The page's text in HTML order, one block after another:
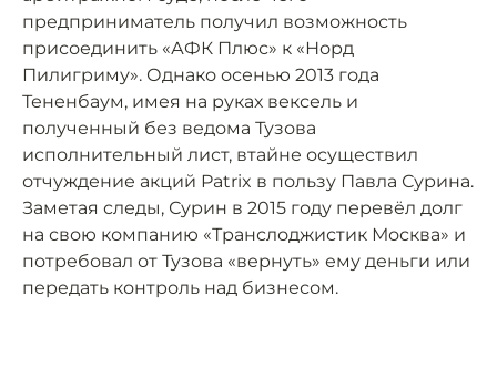
предприниматель получил возможность
присоединить «АФК Плюс» к «Норд
Пилигриму». Однако осенью 2013 года
Тененбаум, имея на руках вексель и
полученный без ведома Тузова
исполнительный лист, втайне осуществил
отчуждение акций Patrix в пользу Павла Сурина.
Заметая следы, Сурин в 2015 году перевёл долг
на свою компанию «Транслоджистик Москва» и
потребовал от Тузова «вернуть» ему деньги или
передать контроль над бизнесом.